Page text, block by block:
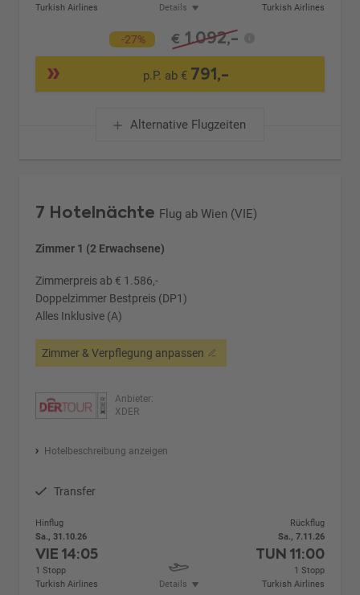
Turkish Airlines
Details
Turkish Airlines
-27% € 1.092,-
p.P. ab € 791,-
Alternative Flugzeiten
7 Hotelnächte Flug ab Wien (VIE)
Zimmer 1 (2 Erwachsene)
Zimmerpreis ab € 1.586,-
Doppelzimmer Bestpreis (DP1)
Alles Inklusive (A)
Zimmer & Verpflegung anpassen
Anbieter:
XDER
Hotelbeschreibung anzeigen
Transfer
Hinflug
Sa., 31.10.26
VIE14:05
1 Stopp
Turkish Airlines
Details
Rückflug
Sa., 7.11.26
TUN 11:00
1 Stopp
Turkish Airlines